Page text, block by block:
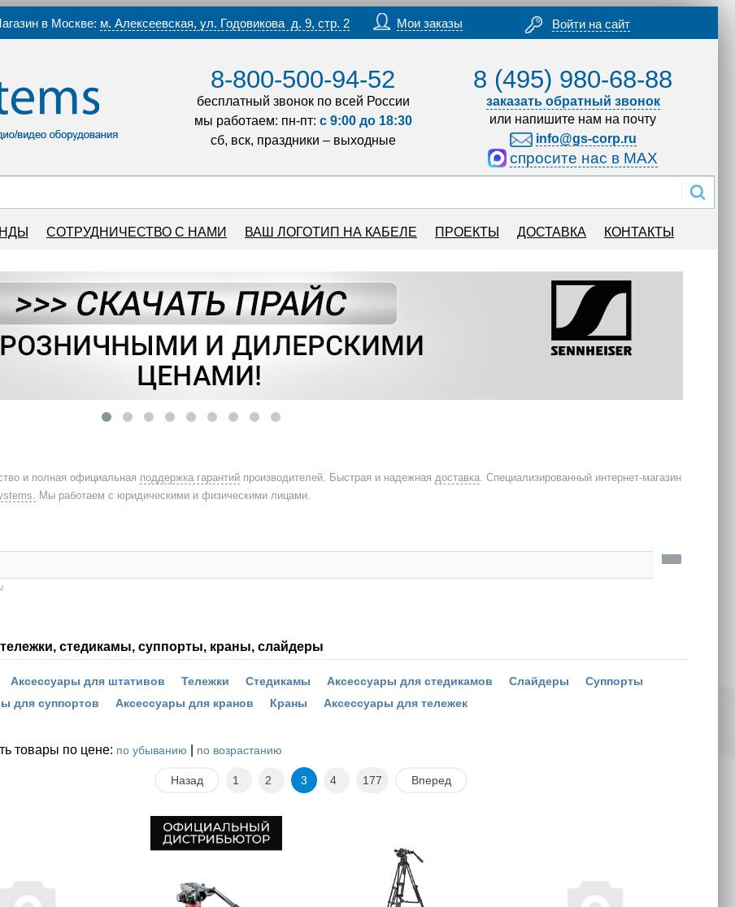
в Москве: м. Алексеевская, ул. Годовикова д. 9, стр. 2 Мои заказы Войти на сайт
8-800-500-94-52
бесплатный звонок по всей России
мы работаем: пн-пт: с 9:00 до 18:30
сб, вск, праздники – выходные
8 (495) 980-68-88
заказать обратный звонок
или напишите нам на почту
info@gs-corp.ru
спросите нас в MAX
СОТРУДНИЧЕСТВО С НАМИ ВАШ ЛОГОТИП НА КАБЕЛЕ ПРОЕКТЫ ДОСТАВКА КОНТАКТЫ
и полная официальная поддержка гарантий производителей. Быстрая и надежная доставка. Специализированный интернет-магазин
Мы работаем с юридическими и физическими лицами.
стедикамы, суппорты, краны, слайдеры
Аксессуары для штативов Тележки Стедикамы Аксессуары для стедикамов Слайдеры
Суппорты
для суппортов
Аксессуары для кранов Краны Аксессуары для тележек
товары по цене: по убыванию по возрастанию
Назад 1 2 3 4 177 Вперед